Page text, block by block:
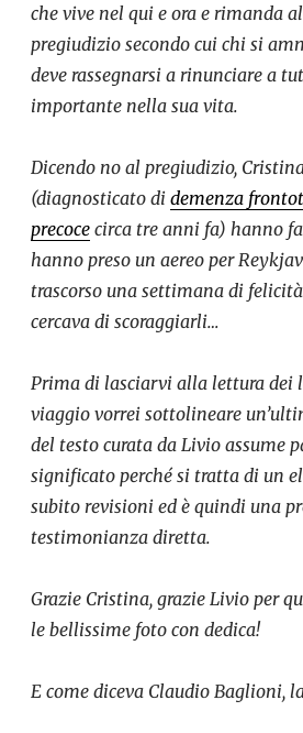
che vive nel qui e ora e rimanda
pregiudizio secondo cui chi si
deve rassegnarsi a rinunciare a
importante nella sua vita.
Dicendo no al pregiudizio,
(diagnosticato di demenza
precoce circa tre anni fa) hanno
hanno preso un aereo per
trascorso una settimana di
cercava di scoraggiarli…
Prima di lasciarvi alla lettura dei
viaggio vorrei sottolineare
del testo curata da Livio assume
significato perché si tratta di un
subito revisioni ed è quindi una
testimonianza diretta.
Grazie Cristina, grazie Livio per
le bellissime foto con dedica!
E come diceva Claudio Baglioni,